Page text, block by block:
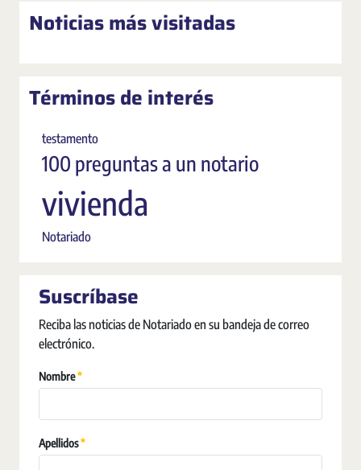
Noticias más visitadas
Términos de interés
testamento
100 preguntas a un notario
vivienda
Notariado
Suscríbase
Reciba las noticias de Notariado en su bandeja de correo
electrónico.
Nombre Requerido
Apellidos Requerido